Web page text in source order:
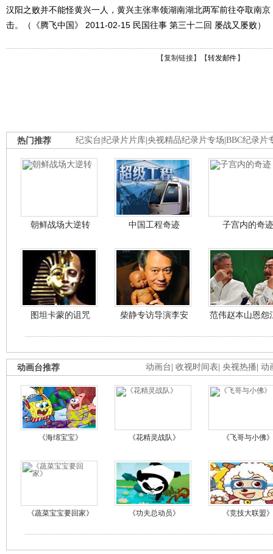
汉阳之败并不能怪黄兴一人，黄兴主张率领湖南湖北两军前往夺取南
击。（《腾飞中国》 2011-02-15 民国往事 第三十二回 屡战又屡败）
【复制链接】【转发邮件 】
纪实台 纪录片片库 央视精品纪录片专场 BBC纪录片
热门推荐
朝鲜战场大逆转 中国工程奇迹 子宫内的奇迹
图坦卡蒙的诅咒 柴静专访导演李安 范伟赵本山恩怨
动画台 收视时间表 央视热播 动
动画台推荐
《海绵宝宝》 《花精灵战队》 《飞哥与小佛》
《蔬菜宝宝要回家》 《功夫总动员》 《竞技大联盟》